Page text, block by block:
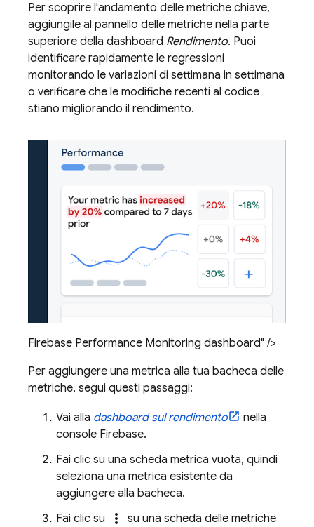
Per scoprire l'andamento delle metriche chiave,
aggiungile al pannello delle metriche nella parte
superiore della dashboard Rendimento. Puoi
identificare rapidamente le regressioni
monitorando le variazioni di settimana in settimana
o verificare che le modifiche recenti al codice
stiano migliorando il rendimento.
Firebase Performance Monitoring dashboard" />
Per aggiungere una metrica alla tua bacheca delle
metriche, segui questi passaggi:
Vai alla dashboard sul rendimento
nella
console Firebase.
Fai clic su una scheda metrica vuota, quindi
seleziona una metrica esistente da
aggiungere alla bacheca.
Fai clic su
more_vert
su una scheda delle metriche